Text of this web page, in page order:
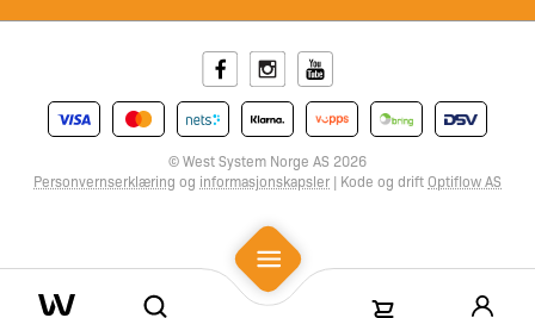
Mobile Menu
© West System Norge AS 2026
Personvernserklæring og informasjonskapsler | Kode og driftOptiflow AS
FacebookInstagramYoutube